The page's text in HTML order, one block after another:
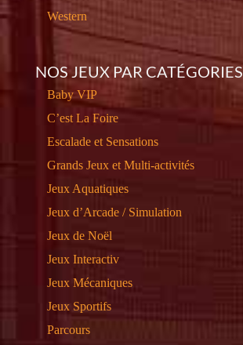
Western
NOS JEUX PAR CATÉGORIES
Baby VIP
C’est La Foire
Escalade et Sensations
Grands Jeux et Multi-activités
Jeux Aquatiques
Jeux d’Arcade / Simulation
Jeux de Noël
Jeux Interactiv
Jeux Mécaniques
Jeux Sportifs
Parcours